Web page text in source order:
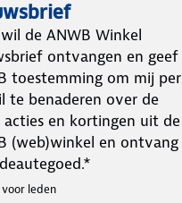
de ANWB Winkel
ontvangen en geef
toestemming om mij per
te benaderen over de
acties en kortingen uit de
(web)winkel en ontvang
leden